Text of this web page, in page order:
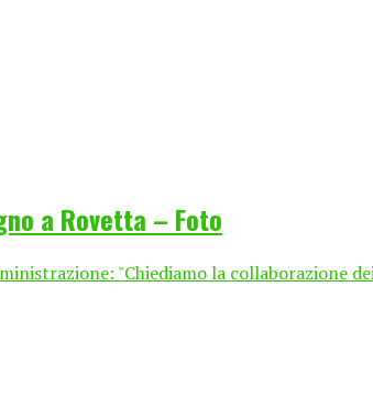
a Rovetta – Foto
"Chiediamo la